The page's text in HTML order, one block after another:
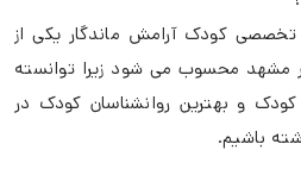
کودک آرامش ماندگار یکی از
مشهد محسوب می شود زیرا توانسته
کودک و بهترین روانشناسان کودک در
باشیم.